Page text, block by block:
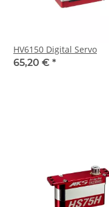
HV6150 Digital Servo
65,20 € *